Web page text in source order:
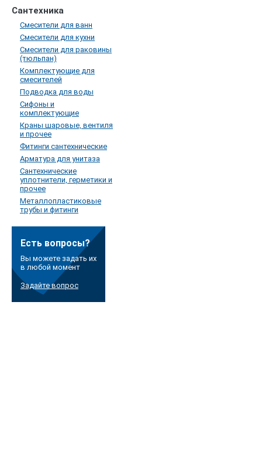
Сантехника
Смесители для ванн
Смесители для кухни
Смесители для раковины
(тюльпан)
Комплектующие для
смесителей
Подводка для воды
Сифоны и
комплектующие
Краны шаровые, вентиля
и прочее
Фитинги сантехнические
Арматура для унитаза
Сантехнические
уплотнители, герметики и
прочее
Металлопластиковые
трубы и фитинги
Есть вопросы?
Вы можете задать их
в любой момент
Задайте вопрос